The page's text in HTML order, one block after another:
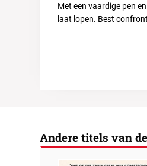
Met een vaardige pen
laat lopen. Best
Andere titels van